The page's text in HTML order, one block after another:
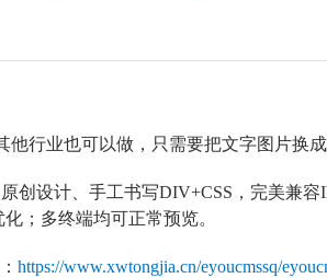
他行业也可以做，只需要把文字图片换
创设计、手工书写DIV+CSS，完美兼容
；多终端均可正常预览。
https://www.xwtongjia.cn/eyoucmssq/